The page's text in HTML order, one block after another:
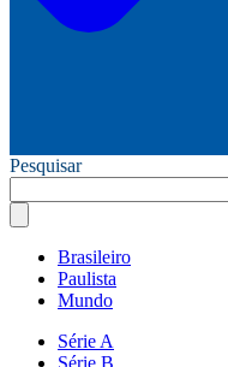
Pesquisar
Brasileiro
Paulista
Mundo
Série A
Série B